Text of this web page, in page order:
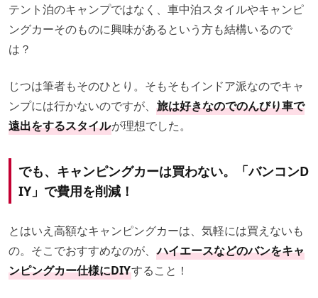
テント泊のキャンプではなく、車中泊スタイルやキャンピ
ングカーそのものに興味があるという方も結構いるので
は？
じつは筆者もそのひとり。そもそもインドア派なのでキャ
ンプには行かないのですが、 旅は好きなのでのんびり車で
遠出をするスタイルが理想でした。
でも、キャンピングカーは買わない。「バンコンD
IY」で費用を削減！
とはいえ高額なキャンピングカーは、気軽には買えないも
の。そこでおすすめなのが、 ハイエースなどのバンをキャ
ンピングカー仕様にDIYすること！